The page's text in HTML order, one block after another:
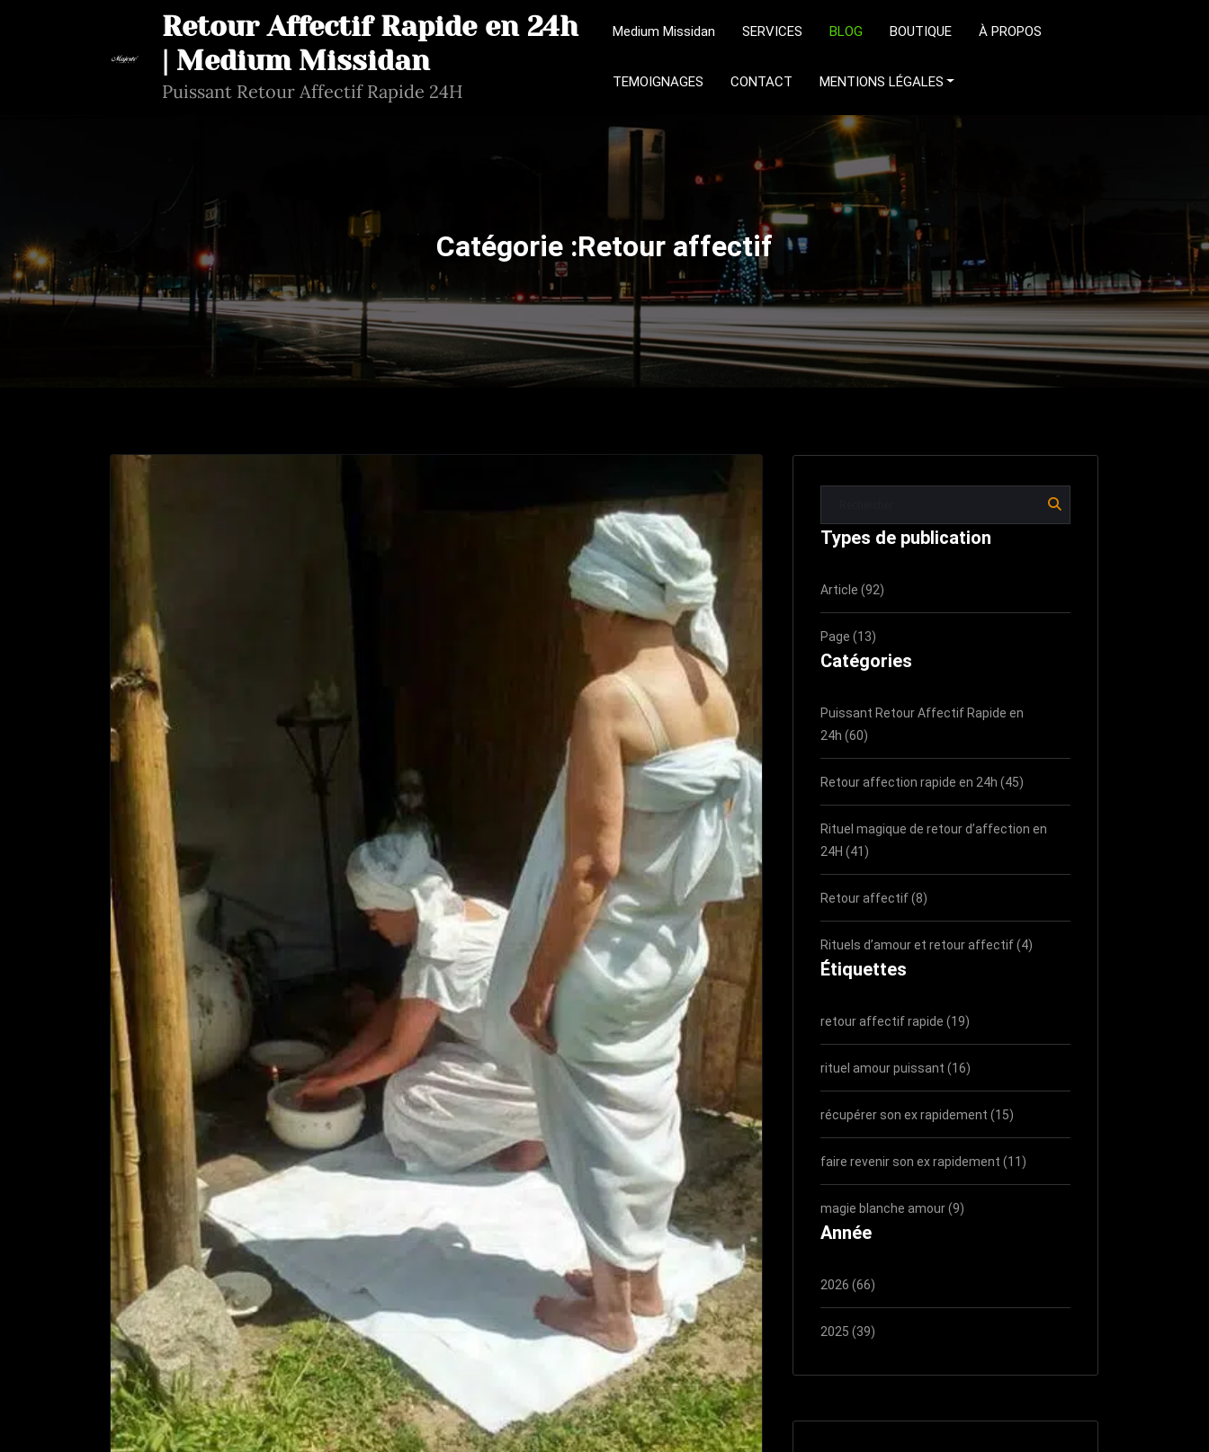
Retour Affectif Rapide en 24h
| Medium Missidan
Puissant Retour Affectif Rapide 24H
Medium Missidan SERVICES BLOG BOUTIQUE À PROPOS
TEMOIGNAGES CONTACT MENTIONS LÉGALES
Catégorie :Retour affectif
Types de publication
Article (92)
Page (13)
Catégories
Puissant Retour Affectif Rapide en
24h (60)
Retour affection rapide en 24h (45)
Rituel magique de retour d’affection en
24H (41)
Retour affectif (8)
Rituels d’amour et retour affectif (4)
Étiquettes
retour affectif rapide (19)
rituel amour puissant (16)
récupérer son ex rapidement (15)
faire revenir son ex rapidement (11)
magie blanche amour (9)
Année
2026 (66)
2025 (39)